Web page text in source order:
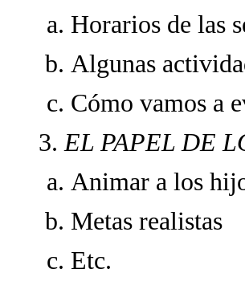
Horarios de las
Algunas
Cómo vamos a
3.EL PAPEL DE
Animar a los
Metas realistas
Etc.